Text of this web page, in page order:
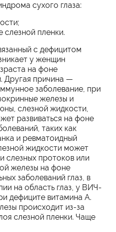
сухого глаза:
слезной пленки.
с дефицитом
у женщин
на фоне
Другая причина —
заболевание, при
железы и
слезной жидкости,
развиваться на фоне
таких как
и ревматоидный
жидкости может
слезных протоков или
железы на фоне
заболеваний глаз, в
на область глаз, у ВИЧ-
дефиците витамина А.
происходит из-за
слезной пленки. Чаще